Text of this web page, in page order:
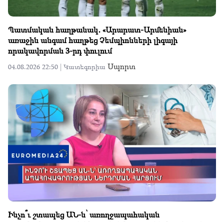
Պատմական հաղթանակ․ «Արարատ-Արմենիան»
առաջին անգամ հաղթեց Չեմպիոնների լիգայի
որակավորման 3-րդ փուլում
04.08.2026 22:50 | Կատեգորիա Սպորտ
Ինչո՞ւ շտապեց ԱՆ-ն՝ առողջապահական